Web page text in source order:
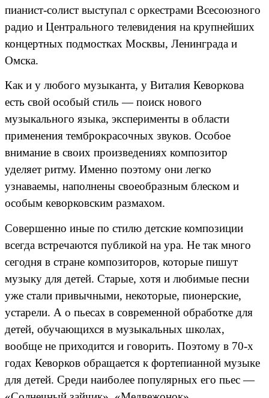
пианист-солист выступал с оркестрами Всесоюзного
радио и Центрального телевидения на крупнейших
концертных подмостках Москвы, Ленинграда и
Омска.
Как и у любого музыканта, у Виталия Кеворкова
есть свой особый стиль — поиск нового
музыкального языка, эксперименты в области
применения темброкрасочных звуков. Особое
внимание в своих произведениях композитор
уделяет ритму. Именно поэтому они легко
узнаваемы, наполнены своеобразным блеском и
особым кеворковским размахом.
Совершенно иные по стилю детские композиции
всегда встречаются публикой на ура. Не так много
сегодня в стране композиторов, которые пишут
музыку для детей. Старые, хотя и любимые песни
уже стали привычными, некоторые, пионерские,
устарели. А о пьесах в современной обработке для
детей, обучающихся в музыкальных школах,
вообще не приходится и говорить. Поэтому в 70-х
годах Кеворков обращается к фортепианной музыке
для детей. Среди наиболее популярных его пьес —